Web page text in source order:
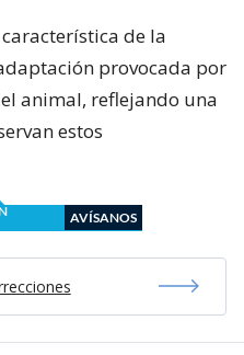
de la
provocada por
animal, reflejando una
estos
AVÍSANOS